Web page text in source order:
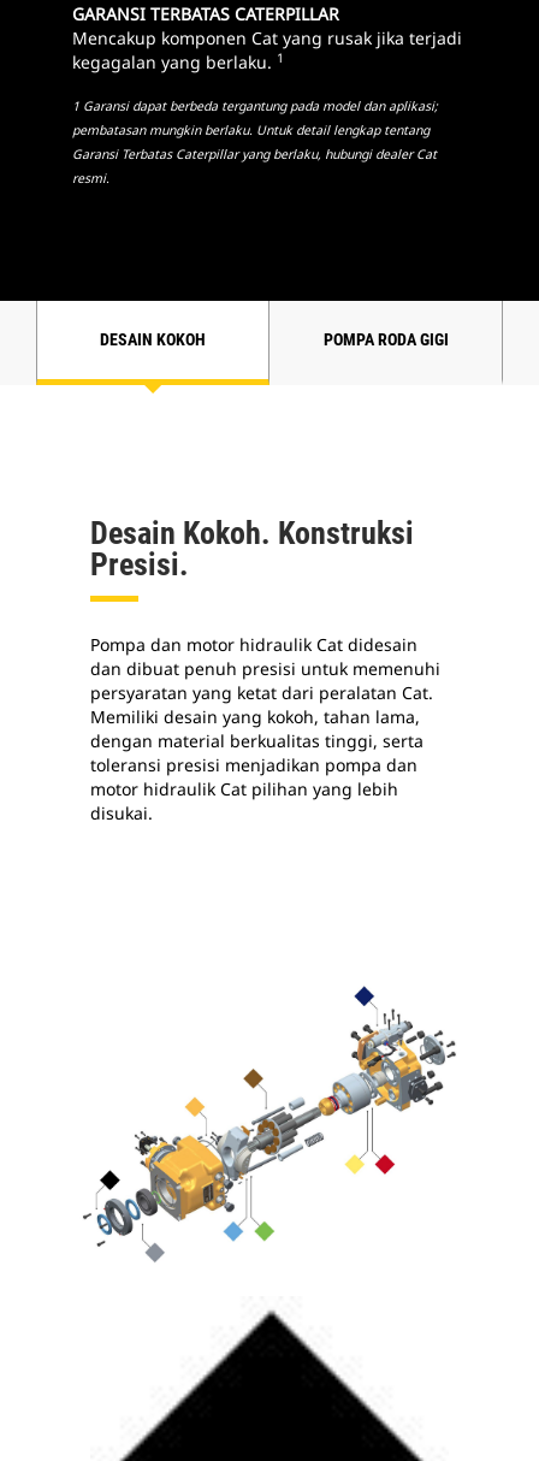
GARANSI TERBATAS CATERPILLAR
Mencakup komponen Cat yang rusak jika terjadi
kegagalan yang berlaku. 1
1 Garansi dapat berbeda tergantung pada model dan aplikasi;
pembatasan mungkin berlaku. Untuk detail lengkap tentang
Garansi Terbatas Caterpillar yang berlaku, hubungi dealer Cat
resmi.
DESAIN KOKOH POMPA RODA GIGI
Desain Kokoh. Konstruksi
Presisi.
Pompa dan motor hidraulik Cat didesain
dan dibuat penuh presisi untuk memenuhi
persyaratan yang ketat dari peralatan Cat.
Memiliki desain yang kokoh, tahan lama,
dengan material berkualitas tinggi, serta
toleransi presisi menjadikan pompa dan
motor hidraulik Cat pilihan yang lebih
disukai.